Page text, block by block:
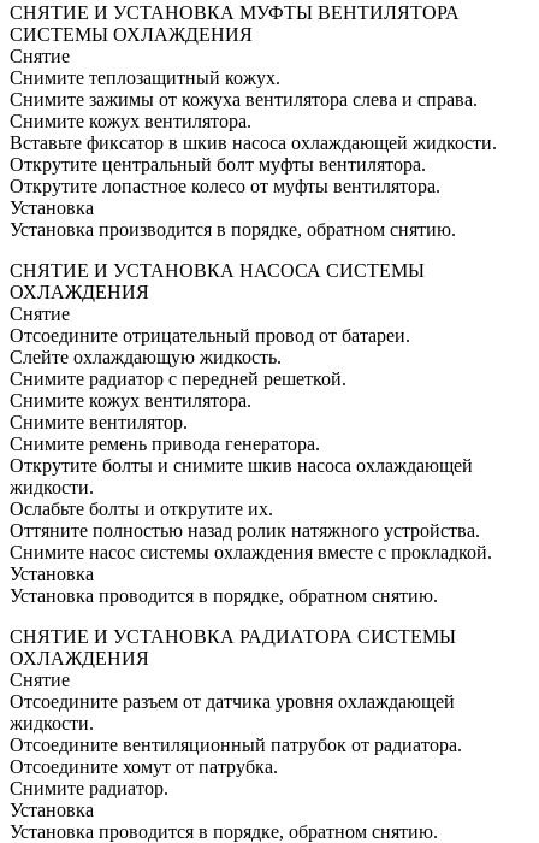
СНЯТИЕ И УСТАНОВКА МУФТЫ ВЕНТИЛЯТОРА
СИСТЕМЫ ОХЛАЖДЕНИЯ
Снятие
Снимите теплозащитный кожух.
Снимите зажимы от кожуха вентилятора слева и справа.
Снимите кожух вентилятора.
Вставьте фиксатор в шкив насоса охлаждающей жидкости.
Открутите центральный болт муфты вентилятора.
Открутите лопастное колесо от муфты вентилятора.
Установка
Установка производится в порядке, обратном снятию.
СНЯТИЕ И УСТАНОВКА НАСОСА СИСТЕМЫ
ОХЛАЖДЕНИЯ
Снятие
Отсоедините отрицательный провод от батареи.
Слейте охлаждающую жидкость.
Снимите радиатор с передней решеткой.
Снимите кожух вентилятора.
Снимите вентилятор.
Снимите ремень привода генератора.
Открутите болты и снимите шкив насоса охлаждающей
жидкости.
Ослабьте болты и открутите их.
Оттяните полностью назад ролик натяжного устройства.
Снимите насос системы охлаждения вместе с прокладкой.
Установка
Установка проводится в порядке, обратном снятию.
СНЯТИЕ И УСТАНОВКА РАДИАТОРА СИСТЕМЫ
ОХЛАЖДЕНИЯ
Снятие
Отсоедините разъем от датчика уровня охлаждающей
жидкости.
Отсоедините вентиляционный патрубок от радиатора.
Отсоедините хомут от патрубка.
Снимите радиатор.
Установка
Установка проводится в порядке, обратном снятию.